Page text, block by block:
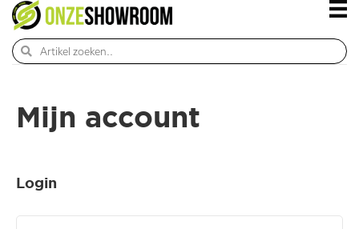
Mijn account
Login